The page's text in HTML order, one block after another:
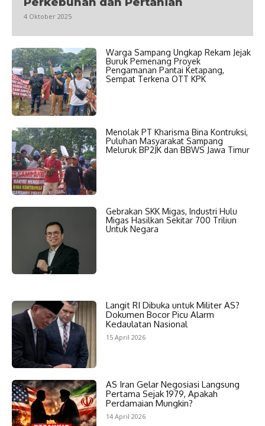
Perkebunan dan Pertanian
4 Oktober 2025
Warga Sampang Ungkap Rekam Jejak
Buruk Pemenang Proyek
Pengamanan Pantai Ketapang,
Sempat Terkena OTT KPK
Menolak PT Kharisma Bina Kontruksi,
Puluhan Masyarakat Sampang
Meluruk BP2JK dan BBWS Jawa Timur
Gebrakan SKK Migas, Industri Hulu
Migas Hasilkan Sekitar 700 Triliun
Untuk Negara
Langit RI Dibuka untuk Militer AS?
Dokumen Bocor Picu Alarm
Kedaulatan Nasional
15 April 2026
AS Iran Gelar Negosiasi Langsung
Pertama Sejak 1979, Apakah
Perdamaian Mungkin?
14 April 2026